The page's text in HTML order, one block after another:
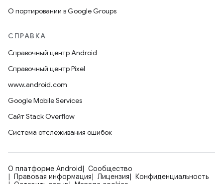
О портировании в Google Groups
СПРАВКА
Справочный центр Android
Справочный центр Pixel
www.android.com
Google Mobile Services
Сайт Stack Overflow
Система отслеживания ошибок
О платформе Android
Сообщество
Правовая информация
Лицензия
Конфиденциальность